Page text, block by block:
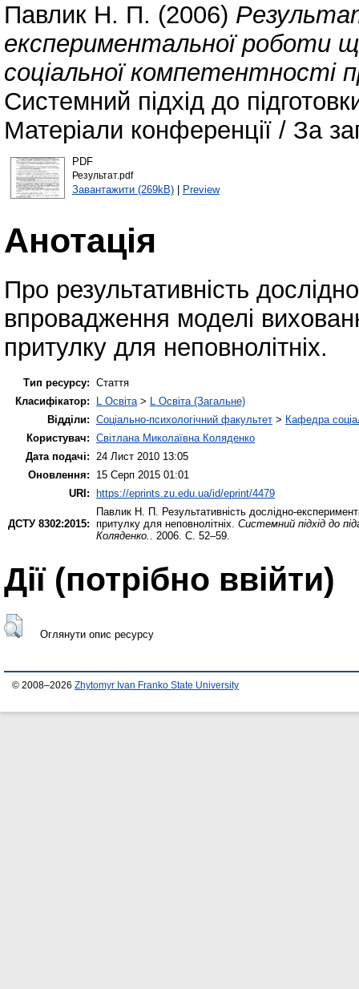
Павлик Н. П. (2006)
експериментальної роботи
соціальної компетентності
Системний підхід до
Матеріали конференції / За
PDF
Результат.pdf
Завантажити (269kB)| Preview
Анотація
Про результативність
впровадження моделі
притулку для неповнолітніх.
Тип ресурсу: Стаття
Класифікатор:
L Освіта > L Освіта (Загальне)
Відділи: Соціально-психологічний факультет > Кафедра
Користувач: Світлана Миколаївна Коляденко
Дата подачі:
24 Лист 2010 13:05
Оновлення:
15 Серп 2015 01:01
URI: https://eprints.zu.edu.ua/id/eprint/4479
ДСТУ 8302:2015:
Павлик Н. П. Результативність дослідно-
притулку для неповнолітніх. Системний підхід до
Коляденко.
. 2006. С. 52–59.
Дії ​​(потрібно ввійти)
Оглянути опис ресурсу
© 2008–2026 Zhytomyr Ivan Franko State University